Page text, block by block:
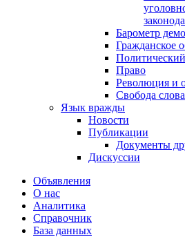
Барометр
Гражданское
Право
Революция и
Свобода слова
Язык вражды
Новости
Публикации
Документы
Дискуссии
Объявления
О нас
Аналитика
Справочник
База данных